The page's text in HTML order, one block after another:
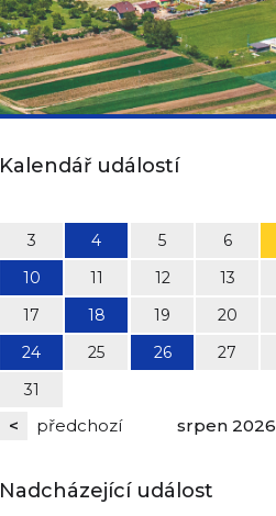
Kalendář událostí
3
4 5 6
10
11 12 13
17
18 19 20
24
25 26 27
31
< předchozí srpen 2026
Nadcházející událost